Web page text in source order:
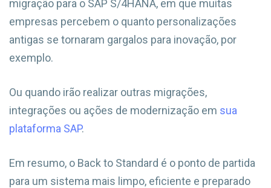
migração para o SAP S/4HANA, em que muitas
empresas percebem o quanto personalizações
antigas se tornaram gargalos para inovação, por
exemplo.
Ou quando irão realizar outras migrações,
integrações ou ações de modernização em sua
plataforma SAP.
Em resumo, o Back to Standard é o ponto de partida
para um sistema mais limpo, eficiente e preparado